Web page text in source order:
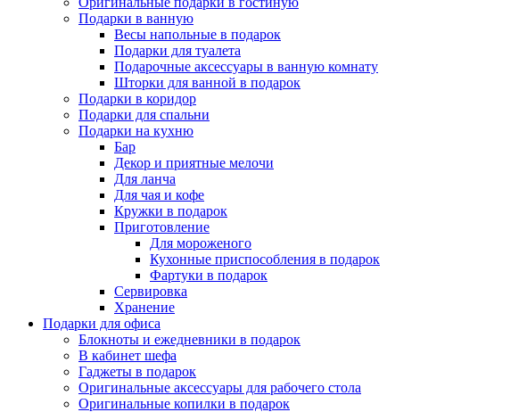
Подарки в ванную
Весы напольные в подарок
Подарки для туалета
Подарочные аксессуары в ванную комнату
Шторки для ванной в подарок
Подарки в коридор
Подарки для спальни
Подарки на кухню
Бар
Декор и приятные мелочи
Для ланча
Для чая и кофе
Кружки в подарок
Приготовление
Для мороженого
Кухонные приспособления в подарок
Фартуки в подарок
Сервировка
Хранение
Подарки для офиса
Блокноты и ежедневники в подарок
В кабинет шефа
Гаджеты в подарок
Оригинальные аксессуары для рабочего стола
Оригинальные копилки в подарок